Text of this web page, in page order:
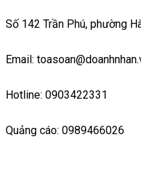
Số 142 Trần Phú, phường
Email:
Hotline: 0903422331
Quảng cáo: 0989466026